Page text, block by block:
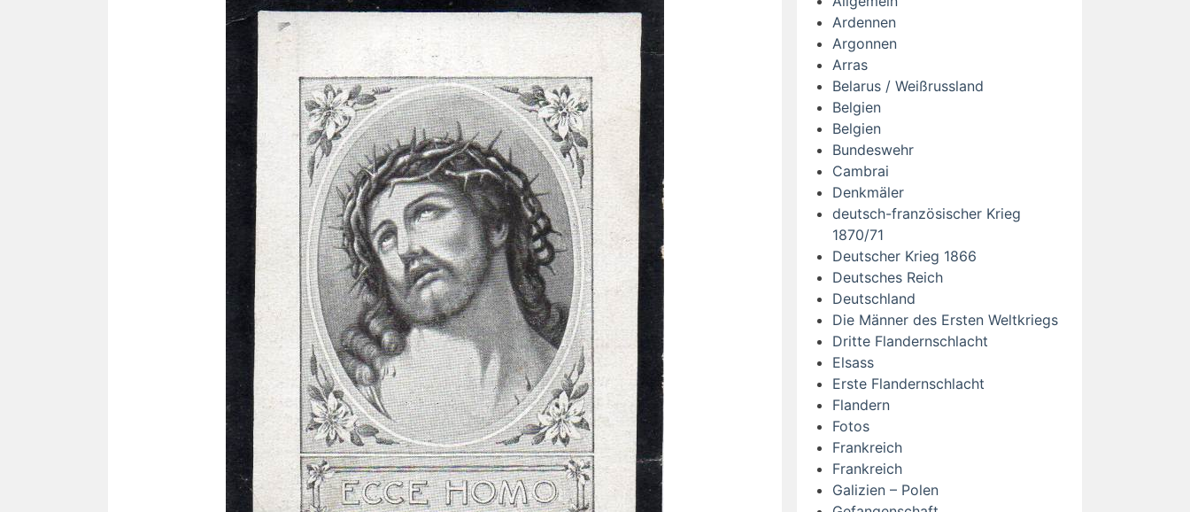
Ardennen
Argonnen
Arras
Belarus / Weißrussland
Belgien
Belgien
Bundeswehr
Cambrai
Denkmäler
deutsch-französischer Krieg
1870/71
Deutscher Krieg 1866
Deutsches Reich
Deutschland
Die Männer des Ersten Weltkriegs
Dritte Flandernschlacht
Elsass
Erste Flandernschlacht
Flandern
Fotos
Frankreich
Frankreich
Galizien – Polen